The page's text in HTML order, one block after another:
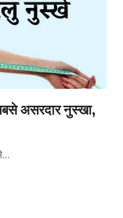
असरदार नुस्खा,